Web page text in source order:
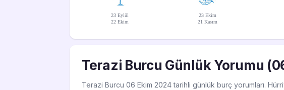
23 Eylül
22 Ekim
23 Ekim
21 Kasım
Terazi Burcu Günlük Yorumu
Terazi Burcu 06 Ekim 2024 tarihli günlük burç yorumları.